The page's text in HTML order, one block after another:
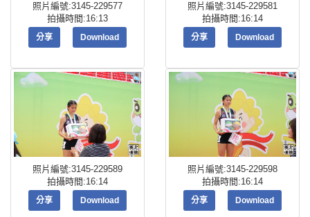
照片編號:3145-229577
拍攝時間:16:13
分享 Download
照片編號:3145-229581
拍攝時間:16:14
分享 Download
照片編號:3145-229589
拍攝時間:16:14
分享 Download
照片編號:3145-229598
拍攝時間:16:14
分享 Download